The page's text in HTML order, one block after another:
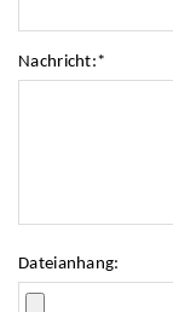
Nachricht:*
Dateianhang: